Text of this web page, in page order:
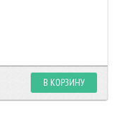
В КОРЗИНУ